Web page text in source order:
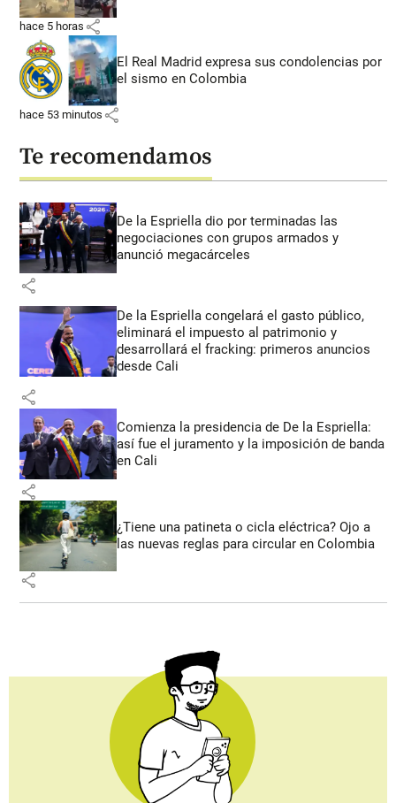
hace 5 horas share
El Real Madrid expresa sus condolencias por
el sismo en Colombia
hace 53 minutos share
Te recomendamos
De la Espriella dio por terminadas las
negociaciones con grupos armados y
anunció megacárceles
share
De la Espriella congelará el gasto público,
eliminará el impuesto al patrimonio y
desarrollará el fracking: primeros anuncios
desde Cali
share
Comienza la presidencia de De la Espriella:
así fue el juramento y la imposición de banda
en Cali
share
¿Tiene una patineta o cicla eléctrica? Ojo a
las nuevas reglas para circular en Colombia
share